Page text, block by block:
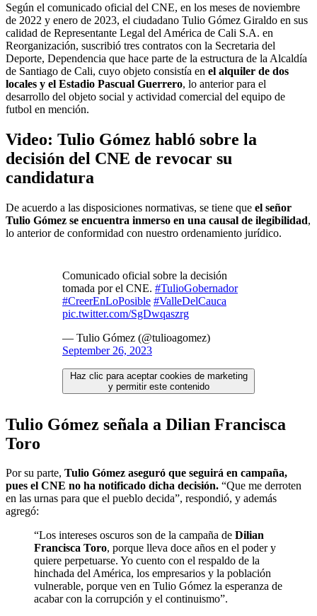
Según el comunicado oficial del CNE, en los meses de noviembre
de 2022 y enero de 2023, el ciudadano Tulio Gómez Giraldo en sus
calidad de Representante Legal del América de Cali S.A. en
Reorganización, suscribió tres contratos con la Secretaria del
Deporte, Dependencia que hace parte de la estructura de la Alcaldía
de Santiago de Cali, cuyo objeto consistía en el alquiler de dos
locales y el Estadio Pascual Guerrero, lo anterior para el
desarrollo del objeto social y actividad comercial del equipo de
futbol en mención.
Video: Tulio Gómez habló sobre la
decisión del CNE de revocar su
candidatura
De acuerdo a las disposiciones normativas, se tiene que el señor
Tulio Gómez se encuentra inmerso en una causal de ilegibilidad,
lo anterior de conformidad con nuestro ordenamiento jurídico.
Comunicado oficial sobre la decisión
tomada por el CNE. #TulioGobernador
#CreerEnLoPosible #ValleDelCauca
pic.twitter.com/SgDwqaszrg
— Tulio Gómez (@tulioagomez)
September 26, 2023
Haz clic para aceptar cookies de marketing
y permitir este contenido
Tulio Gómez señala a Dilian Francisca
Toro
Por su parte, Tulio Gómez aseguró que seguirá en campaña,
pues el CNE no ha notificado dicha decisión. “Que me derroten
en las urnas para que el pueblo decida”, respondió, y además
agregó:
“Los intereses oscuros son de la campaña de Dilian
Francisca Toro, porque lleva doce años en el poder y
quiere perpetuarse. Yo cuento con el respaldo de la
hinchada del América, los empresarios y la población
vulnerable, porque ven en Tulio Gómez la esperanza de
acabar con la corrupción y el continuismo”.